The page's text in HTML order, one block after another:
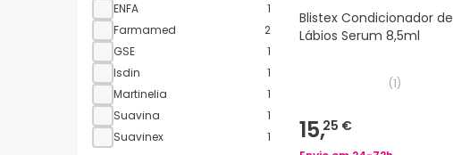
ENFA
1
Farmamed
2
GSE
1
Isdin
1
Martinelia
1
Suavina
1
Suavinex
1
Blistex Condicionador de
Lábios Serum 8,5ml
(1)
15,25 €